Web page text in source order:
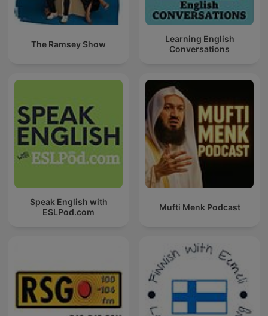
The Ramsey Show
Learning English
Conversations
Speak English with
ESLPod.com
Mufti Menk Podcast